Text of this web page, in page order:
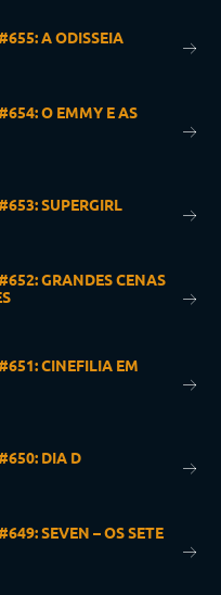
A ODISSEIA
O EMMY E AS
SUPERGIRL
GRANDES CENAS
CINEFILIA EM
DIA D
SEVEN – OS SETE